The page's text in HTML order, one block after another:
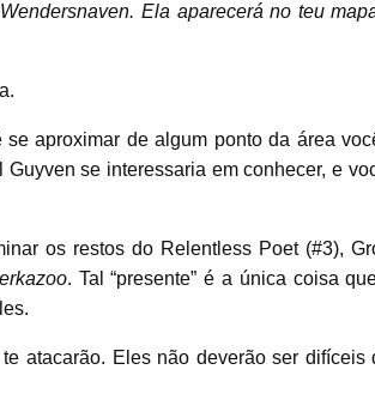
Ela aparecerá no teu
aproximar de algum ponto da área
se interessaria em conhecer, e
os restos do Relentless Poet (#3),
. Tal “presente” é a única coisa
atacarão. Eles não deverão ser difíceis